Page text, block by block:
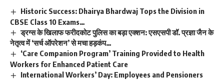
Historic Success: Dhairya Bhardwaj Tops the Division in
CBSE Class 10 Exams…
ड्रग्स के खिलाफ फरीदकोट पुलिस का बड़ा एक्शन: एसएसपी डॉ. प्रज्ञा जैन के
नेतृत्व में ‘सर्च ऑपरेशन’ से मचा हड़कंप…
‘Care Companion Program’ Training Provided to Health
Workers for Enhanced Patient Care
International Workers’ Day: Employees and Pensioners